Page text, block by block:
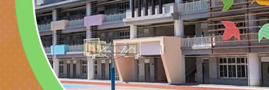
詐知能及宣導檢察官
官制度中協助被害人
製作相關宣導短片
檢送本市馬祖新村眷
區「馬村設計實驗室
味．茶味》特展海報
信誼基金會於3／14
【父母也需要被照顧
有關本市學生輔導諮